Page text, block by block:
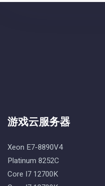
游戏云服务器
Xeon E7-8890V4
Platinum 8252C
Core I7 12700K